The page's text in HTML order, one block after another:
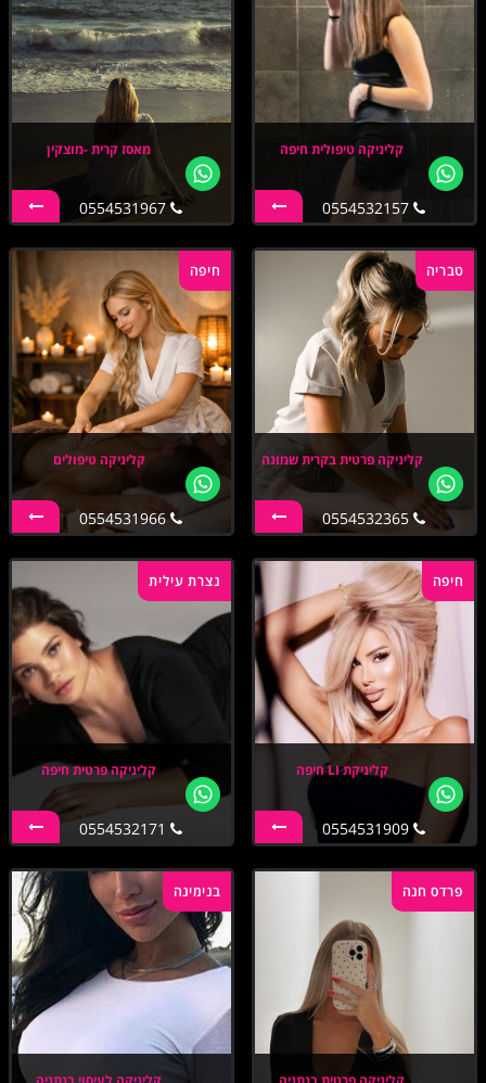
קליניקה טיפולית חיפה
0554532157
מאסז קרית -מוצקין
0554531967
טבריה
קליניקה פרטית בקרית שמונה
0554532365
חיפה
קליניקה טיפולים
0554531966
חיפה
קליניקת LI חיפה
0554531909
נצרת עילית
קליניקה פרטית חיפה
פרדס חנה בנימינה